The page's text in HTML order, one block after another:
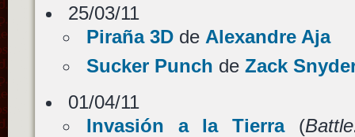
25/03/11
Piraña 3Dde Alexandre Aja
Sucker Punch de Zack
01/04/11
Invasión a la Tierra(